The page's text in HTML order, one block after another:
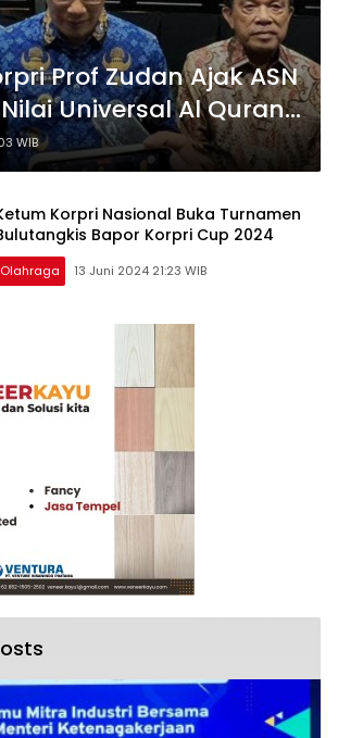
Prof Zudan Ajak ASN
Universal Al Quran
Pemerintah Ke
WIB
Korpri Nasional Buka Turnamen
Bapor Korpri Cup 2024
Olahraga 13 Juni 2024 21:23 WIB